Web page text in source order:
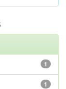
1
1